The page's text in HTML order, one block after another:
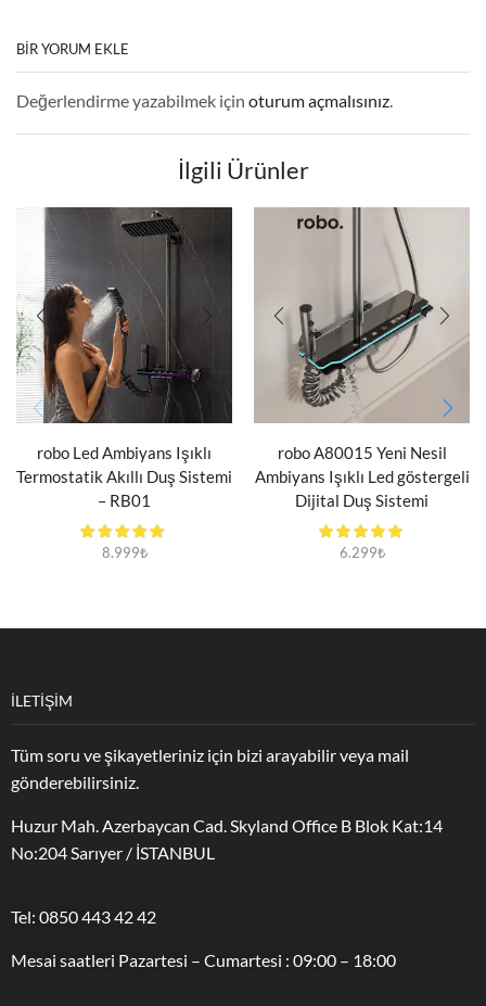
BIR YORUM EKLE
Değerlendirme yazabilmek için oturum açmalısınız.
İlgili Ürünler
robo Led Ambiyans Işıklı
Termostatik Akıllı Duş Sistemi
– RB01
8.999₺
robo A80015 Yeni Nesil
Ambiyans Işıklı Led göstergeli
Dijital Duş Sistemi
6.299₺
İLETİŞİM
Tüm soru ve şikayetleriniz için bizi arayabilir veya mail
gönderebilirsiniz.
Huzur Mah. Azerbaycan Cad. Skyland Office B Blok Kat:14
No:204 Sarıyer / İSTANBUL
Tel: 0850 443 42 42
Mesai saatleri Pazartesi – Cumartesi : 09:00 – 18:00